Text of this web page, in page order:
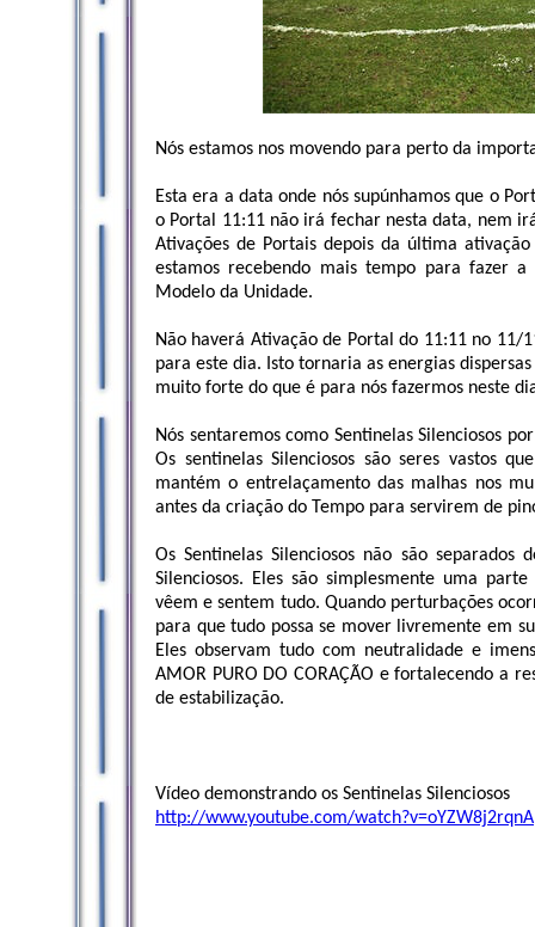
Nós estamos nos movendo para perto da
Esta era a data onde nós supúnhamos que o
o Portal 11:11 não irá fechar nesta data, nem
Ativações de Portais depois da última
estamos recebendo mais tempo para fazer
Modelo da Unidade.
Não haverá Ativação de Portal do 11:11 no
para este dia. Isto tornaria as energias
muito forte do que é para nós fazermos neste
Nós sentaremos como Sentinelas Silenciosos
Os sentinelas Silenciosos são seres vastos
mantém o entrelaçamento das malhas nos
antes da criação do Tempo para servirem de
Os Sentinelas Silenciosos não são separados
Silenciosos. Eles são simplesmente uma
vêem e sentem tudo. Quando perturbações
para que tudo possa se mover livremente em
Eles observam tudo com neutralidade e
AMOR PURO DO CORAÇÃO e fortalecendo a
de estabilização.
Vídeo demonstrando os Sentinelas Silenciosos
http://www.youtube.com/watch?v=oYZW8j2rqnA